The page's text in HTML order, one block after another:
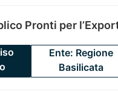
Pronti per
Ente: Regione
Basilicata